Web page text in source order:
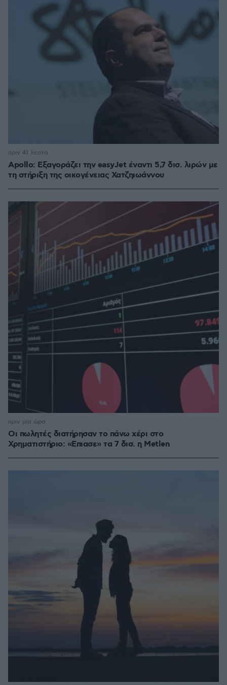
Apollo: Εξαγοράζει την easyJet έναντι 5,7 δισ. λιρών με
τη στήριξη της οικογένειας Χατζηιωάννου
πριν 41 λεπτά
Οι πωλητές διατήρησαν το πάνω χέρι στο
Χρηματιστήριο: «Επιασε» τα 7 δισ. η Metlen
πριν μία ώρα